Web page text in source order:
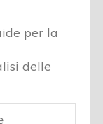
per la
delle